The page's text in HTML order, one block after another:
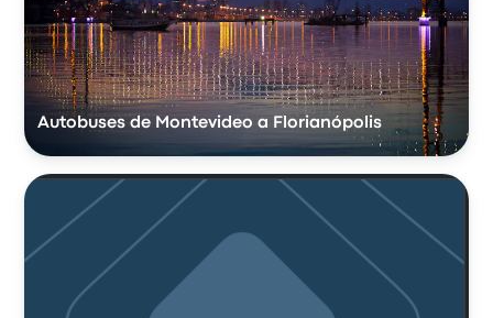
Autobuses de Montevideo a Florianópolis